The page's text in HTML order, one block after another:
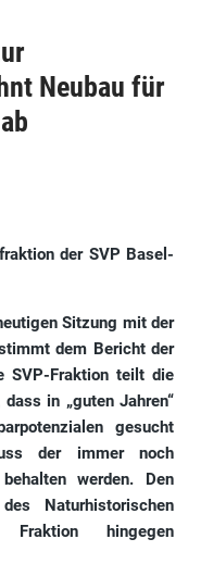
Neubau für
der SVP Basel-
Sitzung mit der
dem Bericht der
SVP-Fraktion teilt die
in „guten Jahren“
gesucht
der immer noch
werden. Den
Naturhistorischen
hingegen